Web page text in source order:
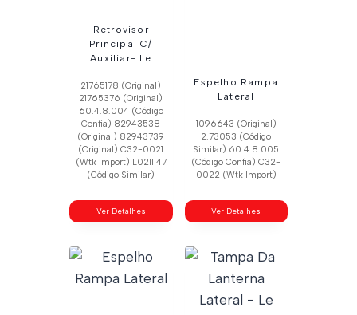
Retrovisor
Principal C/
Auxiliar- Le
21765178 (Original)
21765376 (Original)
60.4.8.004 (Código
Confia) 82943538
(Original) 82943739
(Original) C32-0021
(Wtk Import) L0211147
(Código Similar)
Ver Detalhes
Espelho Rampa
Lateral
1096643 (Original)
2.73053 (Código
Similar) 60.4.8.005
(Código Confia) C32-
0022 (Wtk Import)
Ver Detalhes